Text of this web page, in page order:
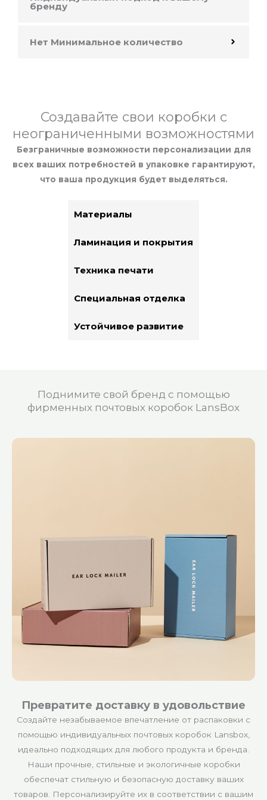
бренду
Нет Минимальное количество
Создавайте свои коробки с
неограниченными возможностями
Безграничные возможности персонализации для
всех ваших потребностей в упаковке гарантируют,
что ваша продукция будет выделяться.
Материалы
Ламинация и покрытия
Техника печати
Специальная отделка
Устойчивое развитие
Поднимите свой бренд с помощью
фирменных почтовых коробок LansBox
Превратите доставку в удовольствие
Создайте незабываемое впечатление от распаковки с
помощью индивидуальных почтовых коробок Lansbox,
идеально подходящих для любого продукта и бренда.
Наши прочные, стильные и экологичные коробки
обеспечат стильную и безопасную доставку ваших
товаров. Персонализируйте их в соответствии с вашим